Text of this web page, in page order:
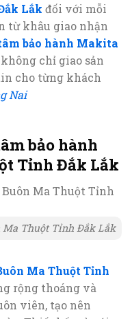
Lắk đối với mỗi
từ khâu giao nhận
bảo hành Makita
không chỉ giao sản
cho từng khách
Nai
bảo hành
Tỉnh Đắk Lắk
Ma Thuột Tỉnh Đắk Lắk
Ma Thuột Tỉnh
rộng thoáng và
viên, tạo nên